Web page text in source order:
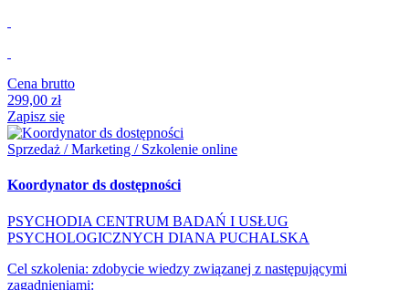
Cena brutto
299,00 zł
Zapisz się
Sprzedaż / Marketing / Szkolenie online
Koordynator ds dostępności
PSYCHODIA CENTRUM BADAŃ I USŁUG
PSYCHOLOGICZNYCH DIANA PUCHALSKA
Cel szkolenia: zdobycie wiedzy związanej z następującymi
zagadnieniami: